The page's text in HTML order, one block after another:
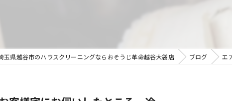
玉県越谷市のハウスクリーニングならおそうじ革命越谷大袋店 ブログ エ